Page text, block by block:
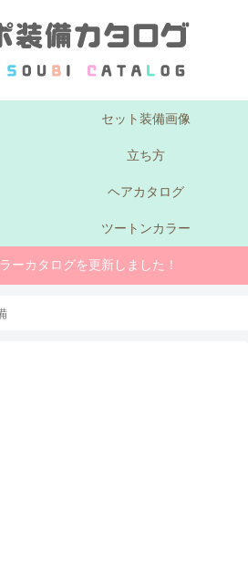
セット装備画像
立ち方
ヘアカタログ
ツートンカラー
ーカタログを更新しました！